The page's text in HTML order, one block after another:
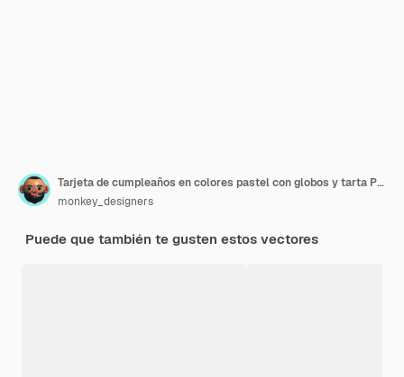
Tarjeta de cumpleaños en colores pastel con globos y tarta Premium
monkey_designers
Puede que también te gusten estos vectores